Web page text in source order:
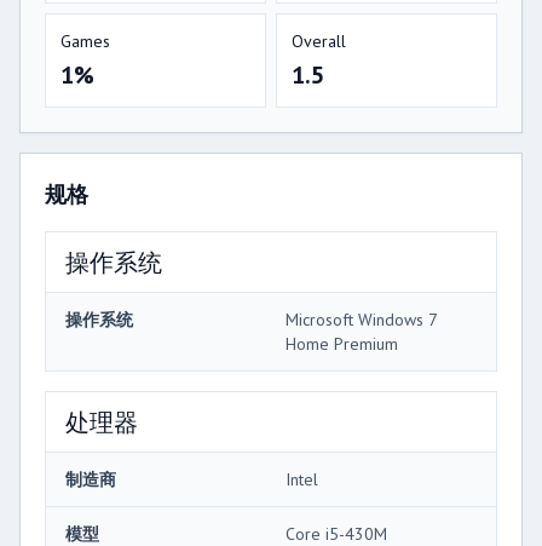
Games
1%
Overall
1.5
规格
操作系统
操作系统
Microsoft Windows 7
Home Premium
处理器
制造商 Intel
模型 Core i5-430M